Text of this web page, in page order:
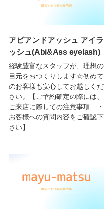
アビアンドアッシュ アイラ
ッシュ(Abi&Ass eyelash)
経験豊富なスタッフが、理想の
目元をおつくりします☆初めて
のお客様も安心してお越しくだ
さい。【ご予約確定の際には、
ご来店に際しての注意事項 ・
お客様への質問内容をご確認下
さい】